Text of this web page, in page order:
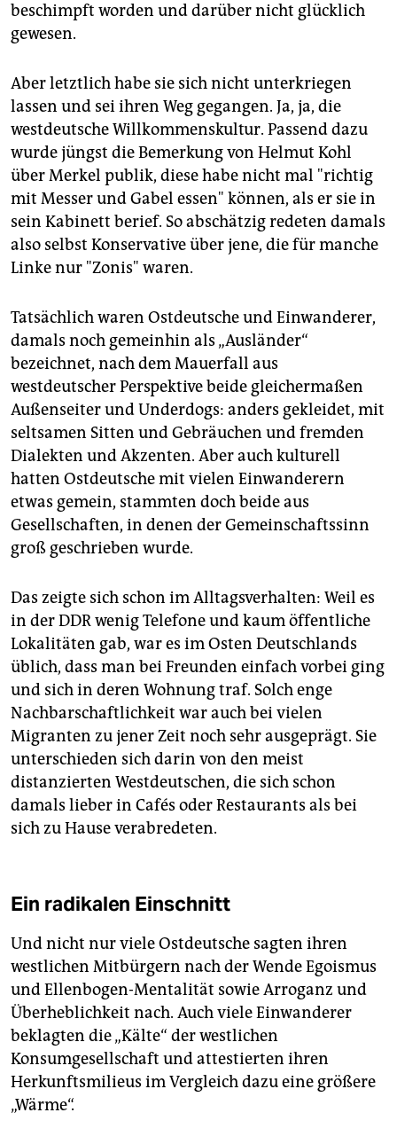
beschimpft worden und darüber nicht glücklich
gewesen.
Aber letztlich habe sie sich nicht unterkriegen
lassen und sei ihren Weg gegangen. Ja, ja, die
westdeutsche Willkommenskultur. Passend dazu
wurde jüngst die Bemerkung von Helmut Kohl
über Merkel publik, diese habe nicht mal "richtig
mit Messer und Gabel essen" können, als er sie in
sein Kabinett berief. So abschätzig redeten damals
also selbst Konservative über jene, die für manche
Linke nur "Zonis" waren.
Tatsächlich waren Ostdeutsche und Einwanderer,
damals noch gemeinhin als „Ausländer“
bezeichnet, nach dem Mauerfall aus
westdeutscher Perspektive beide gleichermaßen
Außenseiter und Underdogs: anders gekleidet, mit
seltsamen Sitten und Gebräuchen und fremden
Dialekten und Akzenten. Aber auch kulturell
hatten Ostdeutsche mit vielen Einwanderern
etwas gemein, stammten doch beide aus
Gesellschaften, in denen der Gemeinschaftssinn
groß geschrieben wurde.
Das zeigte sich schon im Alltagsverhalten: Weil es
in der DDR wenig Telefone und kaum öffentliche
Lokalitäten gab, war es im Osten Deutschlands
üblich, dass man bei Freunden einfach vorbei ging
und sich in deren Wohnung traf. Solch enge
Nachbarschaftlichkeit war auch bei vielen
Migranten zu jener Zeit noch sehr ausgeprägt. Sie
unterschieden sich darin von den meist
distanzierten Westdeutschen, die sich schon
damals lieber in Cafés oder Restaurants als bei
sich zu Hause verabredeten.
Ein radikalen Einschnitt
Und nicht nur viele Ostdeutsche sagten ihren
westlichen Mitbürgern nach der Wende Egoismus
und Ellenbogen-Mentalität sowie Arroganz und
Überheblichkeit nach. Auch viele Einwanderer
beklagten die „Kälte“ der westlichen
Konsumgesellschaft und attestierten ihren
Herkunftsmilieus im Vergleich dazu eine größere
„Wärme“.